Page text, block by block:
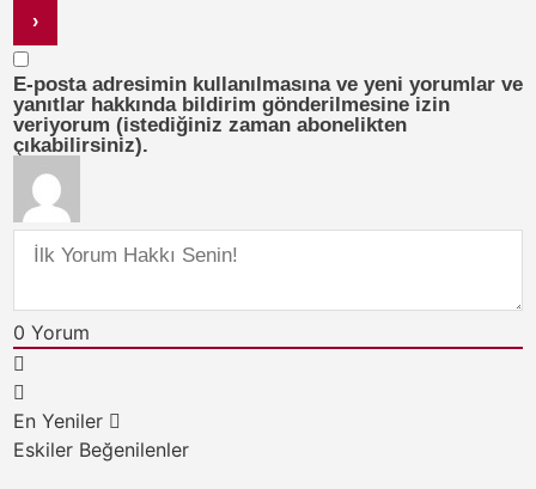
E-posta adresimin kullanılmasına ve yeni yorumlar ve
yanıtlar hakkında bildirim gönderilmesine izin
veriyorum (istediğiniz zaman abonelikten
çıkabilirsiniz).
0 Yorum
En Yeniler
Eskiler Beğenilenler